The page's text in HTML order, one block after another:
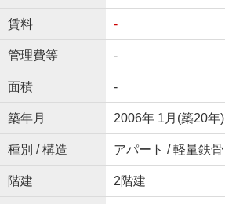
賃料 -
管理費等 -
面積 -
築年月 2006年 1月(築20年)
種別 / 構造 アパート / 軽量鉄骨
階建 2階建